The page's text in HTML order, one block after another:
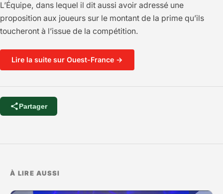
L’Équipe, dans lequel il dit aussi avoir adressé une
proposition aux joueurs sur le montant de la prime qu’ils
toucheront à l’issue de la compétition.
Lire la suite sur Ouest-France →
Partager
À LIRE AUSSI